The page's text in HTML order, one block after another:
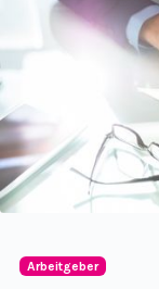
Arbeitgeber